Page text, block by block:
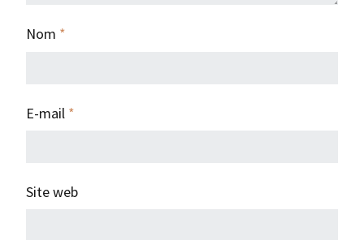
Nom *
E-mail *
Site web